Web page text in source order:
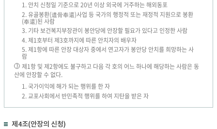
1. 안치 신청일 기준으로 20년 이상 외국에 거주하는 해외동포
2. 유골봉환(遺骨奉還)사업 등 국가의 행정적 또는 재정적 지원으로 봉환
(奉還)된 사람
3. 기타 보건복지부장관이 봉안당에 안장할 필요가 있다고 인정한 사람
4. 제1호부터 제3호까지에 따른 안치자의 배우자
5. 제1항에 따른 안장 대상자 중에서 연고자가 봉안당 안치를 희망하는 사
람
3 제1항 및 제2항에도 불구하고 다음 각 호의 어느 하나에 해당하는 사람은 동
산에 안장할 수 없다.
1. 국가이익에 해가 되는 행위를 한 자
2. 교포사회에서 반민족적 행위를 하여 지탄을 받은 자
제4조(안장의 신청)